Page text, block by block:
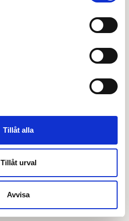
Tillåt alla
Tillåt urval
Avvisa